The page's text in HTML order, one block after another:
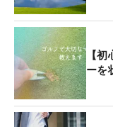
【
ーを